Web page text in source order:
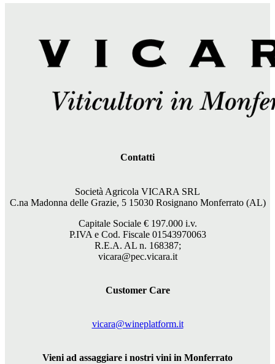
Contatti
Società Agricola VICARA SRL
C.na Madonna delle Grazie, 5 15030 Rosignano Monferrato (AL)
Capitale Sociale € 197.000i.v.
P.IVA e Cod. Fiscale 01543970063
R.E.A. AL n. 168387;
vicara@pec.vicara.it
Customer Care
vicara@wineplatform.it
Vieni ad assaggiare i nostri vini in Monferrato